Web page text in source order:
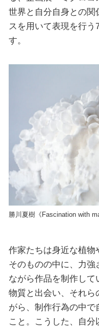
世界と自分自身との関
スを用いて表現を行
す。
勝川夏樹《Fascination with
作家たちは身近な植
そのものの中に、力強
ながら作品を制作し
物質と出会い、それら
がら、制作行為の中で
こと。こうした、自